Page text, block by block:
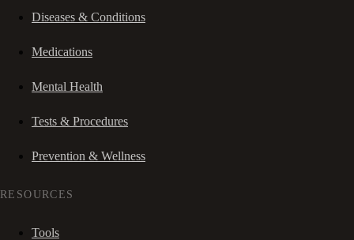
Diseases & Conditions
Medications
Mental Health
Tests & Procedures
Prevention & Wellness
RESOURCES
Tools